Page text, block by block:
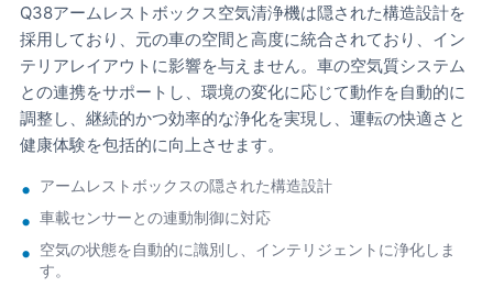
Q38アームレストボックス空気清浄機は隠された構造設計を
採用しており、元の車の空間と高度に統合されており、イン
テリアレイアウトに影響を与えません。車の空気質システム
との連携をサポートし、環境の変化に応じて動作を自動的に
調整し、継続的かつ効率的な浄化を実現し、運転の快適さと
健康体験を包括的に向上させます。
アームレストボックスの隠された構造設計
車載センサーとの連動制御に対応
空気の状態を自動的に識別し、インテリジェントに浄化しま
す。